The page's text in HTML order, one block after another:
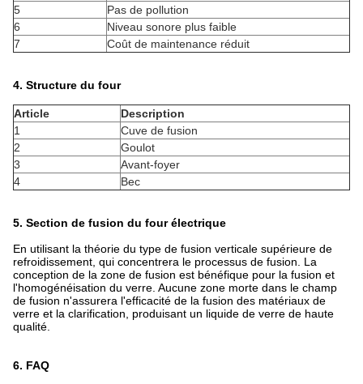
5
Pas de pollution
6
Niveau sonore plus faible
7
Coût de maintenance réduit
4. Structure du four
Article
Description
1
Cuve de fusion
2
Goulot
3
Avant-foyer
4
Bec
5. Section de fusion du four électrique
En utilisant la théorie du type de fusion verticale supérieure de
refroidissement, qui concentrera le processus de fusion. La
conception de la zone de fusion est bénéfique pour la fusion et
l'homogénéisation du verre. Aucune zone morte dans le champ
de fusion n'assurera l'efficacité de la fusion des matériaux de
verre et la clarification, produisant un liquide de verre de haute
qualité.
6. FAQ